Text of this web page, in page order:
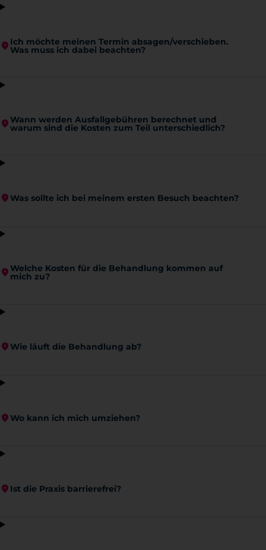
Ich möchte meinen Termin absagen/verschieben.
Was muss ich dabei beachten?
Wann werden Ausfallgebühren berechnet und
warum sind die Kosten zum Teil unterschiedlich?
Was sollte ich bei meinem ersten Besuch beachten?
Welche Kosten für die Behandlung kommen auf
mich zu?
Wie läuft die Behandlung ab?
Wo kann ich mich umziehen?
Ist die Praxis barrierefrei?